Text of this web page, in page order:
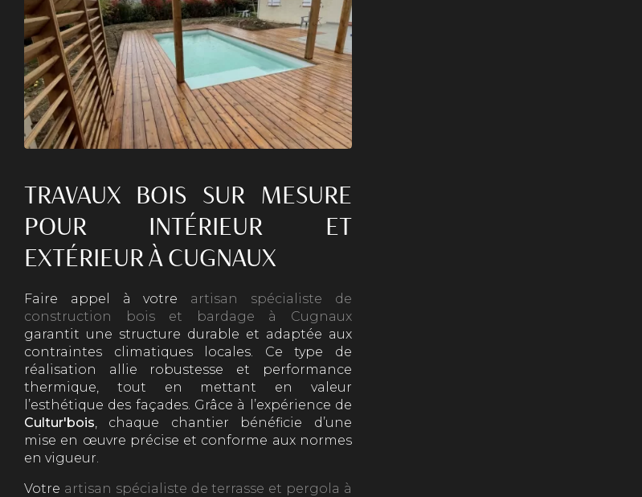
TRAVAUX BOIS SUR MESURE
POUR INTÉRIEUR ET
EXTÉRIEUR À CUGNAUX
Faire appel à votre artisan spécialiste de
construction bois et bardage à Cugnaux
garantit une structure durable et adaptée aux
contraintes climatiques locales. Ce type de
réalisation allie robustesse et performance
thermique, tout en mettant en valeur
l’esthétique des façades. Grâce à l’expérience de
Cultur'bois , chaque chantier bénéficie d’une
mise en œuvre précise et conforme aux normes
en vigueur.
Votre artisan spécialiste de terrasse et pergola à